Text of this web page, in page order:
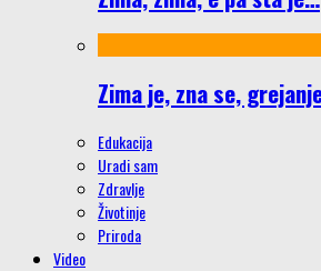
Zima je, zna se,
Edukacija
Uradi sam
Zdravlje
Životinje
Priroda
Video